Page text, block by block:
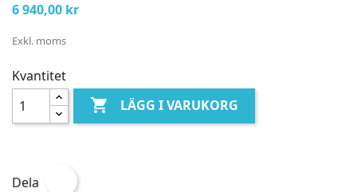
6 940,00 kr
Exkl. moms
Kvantitet
 LÄGG I VARUKORG
Dela